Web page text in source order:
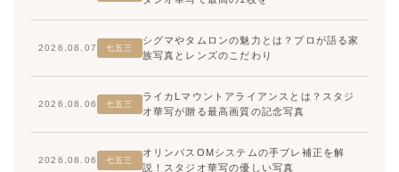
2026.08.07 七五三
シグマやタムロンの魅力とは？プロが語る家
族写真とレンズのこだわり
2026.08.06 七五三
ライカLマウントアライアンスとは？スタジ
オ華写が贈る最高画質の記念写真
2026.08.06 七五三
オリンパスOMシステムの手ブレ補正を解
説！スタジオ華写の優しい写真